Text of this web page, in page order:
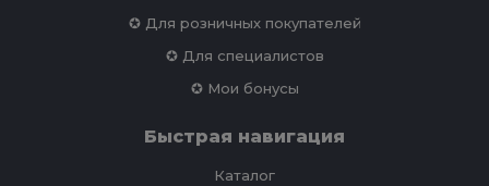
✪ Для розничных покупателей
✪ Для специалистов
✪ Мои бонусы
Быстрая навигация
Каталог